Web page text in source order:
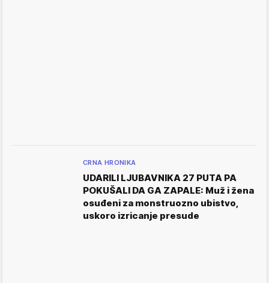
CRNA HRONIKA
UDARILI LJUBAVNIKA 27 PUTA PA
POKUŠALI DA GA ZAPALE: Muž i žena
osuđeni za monstruozno ubistvo,
uskoro izricanje presude